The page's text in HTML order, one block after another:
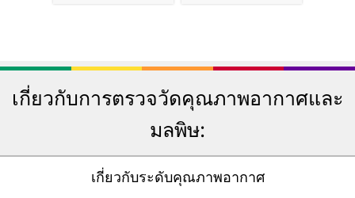
เกี่ยวกับการตรวจวัดคุณภาพอากาศและ
มลพิษ:
เกี่ยวกับระดับคุณภาพอากาศ